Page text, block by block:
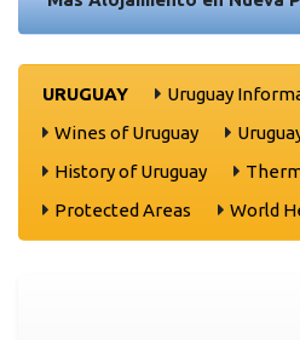
URUGUAY
Uruguay
Wines of Uruguay
History of Uruguay
Protected Areas
World